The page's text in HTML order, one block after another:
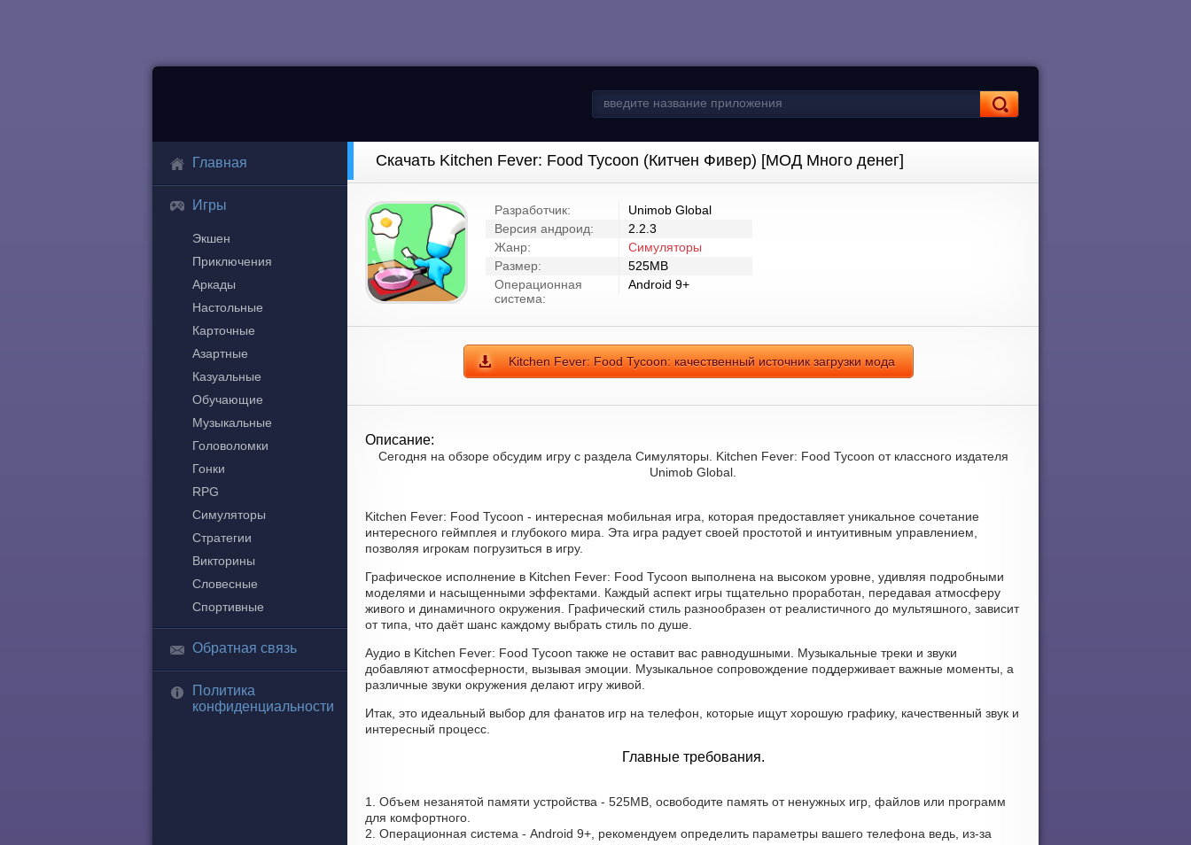
Главная
Игры
Экшен
Приключения
Аркады
Настольные
Карточные
Азартные
Казуальные
Обучающие
Музыкальные
Головоломки
Гонки
RPG
Симуляторы
Стратегии
Викторины
Словесные
Спортивные
Обратная связь
Политика
конфиденциальности
Скачать Kitchen Fever: Food Tycoon (Китчен Фивер) [МОД Много денег]
Разработчик:
Unimob Global
Версия андроид:
2.2.3
Жанр:
Симуляторы
Размер:
525MB
Операционная
система:
Android 9+
Kitchen Fever: Food Tycoon: качественный источник загрузки мода
Описание:
Сегодня на обзоре обсудим игру с раздела Симуляторы. Kitchen Fever: Food Tycoon от классного издателя
Unimob Global.
Kitchen Fever: Food Tycoon - интересная мобильная игра, которая предоставляет уникальное сочетание
интересного геймплея и глубокого мира. Эта игра радует своей простотой и интуитивным управлением,
позволяя игрокам погрузиться в игру.
Графическое исполнение в Kitchen Fever: Food Tycoon выполнена на высоком уровне, удивляя подробными
моделями и насыщенными эффектами. Каждый аспект игры тщательно проработан, передавая атмосферу
живого и динамичного окружения. Графический стиль разнообразен от реалистичного до мультяшного, зависит
от типа, что даёт шанс каждому выбрать стиль по душе.
Аудио в Kitchen Fever: Food Tycoon также не оставит вас равнодушными. Музыкальные треки и звуки
добавляют атмосферности, вызывая эмоции. Музыкальное сопровождение поддерживает важные моменты, а
различные звуки окружения делают игру живой.
Итак, это идеальный выбор для фанатов игр на телефон, которые ищут хорошую графику, качественный звук и
интересный процесс.
Главные требования.
1. Объем незанятой памяти устройства - 525MB, освободите память от ненужных игр, файлов или программ
для комфортного.
2. Операционная система - Android 9+, рекомендуем определить параметры вашего телефона ведь, из-за